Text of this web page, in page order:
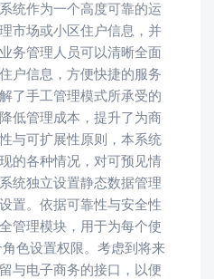
统作为一个高度可靠的运
市场或小区住户信息，并
务管理人员可以清晰全面
户信息，方便快捷的服务
了手工管理模式所承受的
低管理成本，提升了为商
与可扩展性原则，本系统
的各种情况，对可预见情
统独立设置静态数据管理
置。依据可靠性与安全性
管理模块，用于为每个使
色设置权限。考虑到将来
与电子商务的接口，以便